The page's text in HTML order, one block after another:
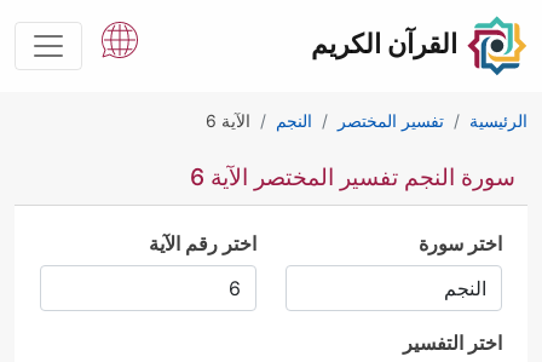
القرآن الكريم
الرئيسية تفسير المختصر النجم الآية 6
سورة النجم تفسير المختصر الآية 6
اختر سورة اختر رقم الآية
اختر التفسير